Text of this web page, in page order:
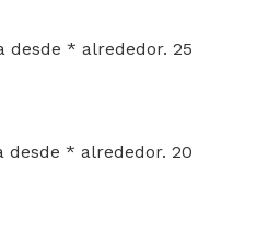
desde * alrededor. 25
desde * alrededor. 20